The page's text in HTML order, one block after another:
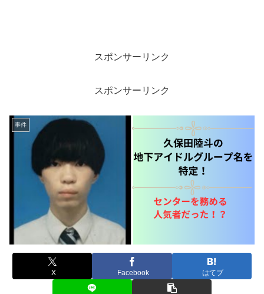
スポンサーリンク
スポンサーリンク
事件
X Facebook はてブ